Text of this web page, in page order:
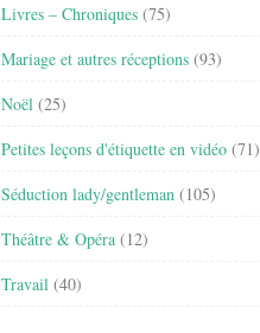
Livres – Chroniques (75)
Mariage et autres réceptions (93)
Noël (25)
Petites leçons d'étiquette en vidéo (71)
Séduction lady/gentleman (105)
Théâtre & Opéra (12)
Travail (40)